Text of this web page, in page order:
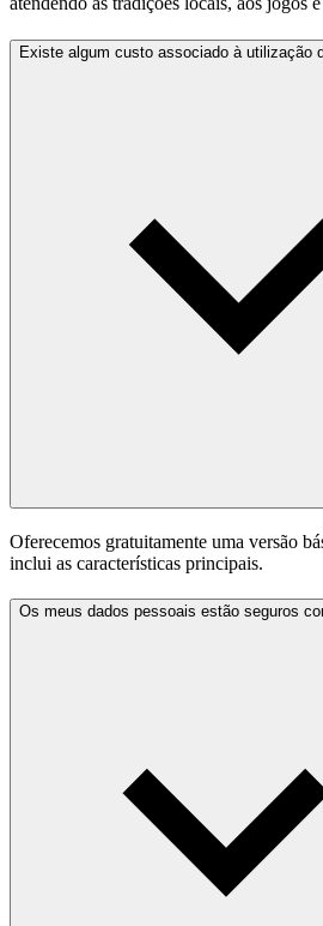
Existe algum custo associado à utilização
Oferecemos gratuitamente uma versão
inclui as características principais.
Os meus dados pessoais estão seguros